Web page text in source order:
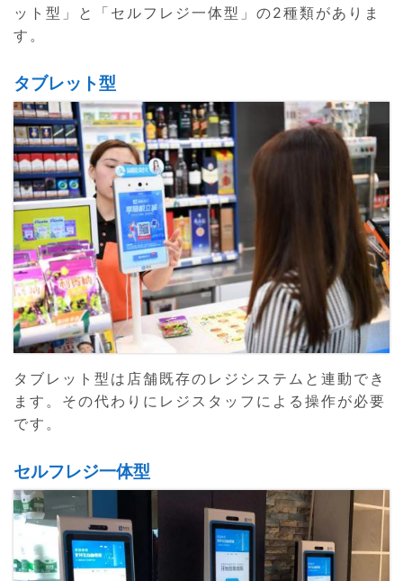
ット型」と「セルフレジ一体型」の2種類がありま
す。
タブレット型
タブレット型は店舗既存のレジシステムと連動でき
ます。その代わりにレジスタッフによる操作が必要
です。
セルフレジ一体型